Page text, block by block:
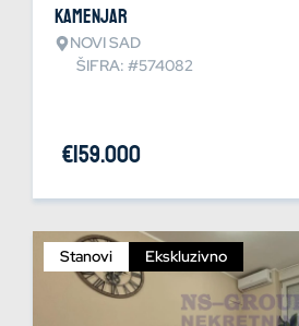
Kamenjar
NOVI SAD
ŠIFRA: #574082
€159.000
Stanovi Ekskluzivno